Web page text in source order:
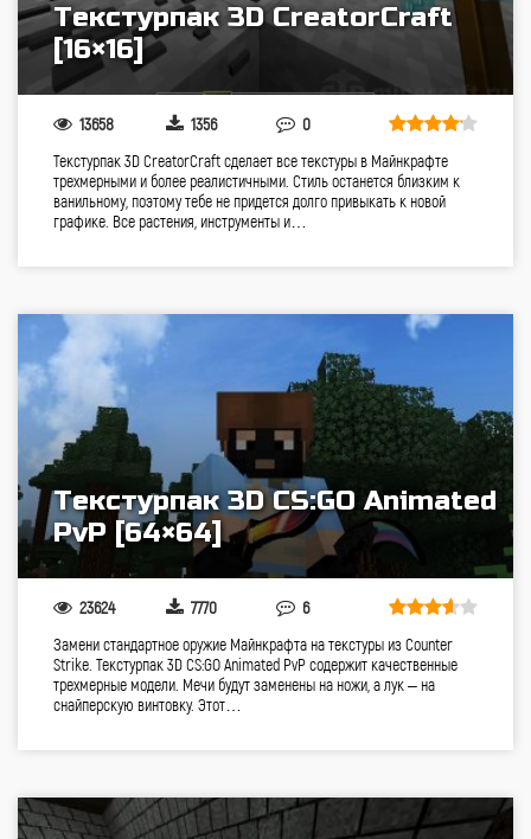
Текстурпак 3D CreatorCraft
[16×16]
13658 1356 0
Текстурпак 3D CreatorCraft сделает все текстуры в Майнкрафте
трехмерными и более реалистичными. Стиль останется близким к
ванильному, поэтому тебе не придется долго привыкать к новой
графике. Все растения, инструменты и…
Текстурпак 3D CS:GO Animated
PvP [64×64]
23624 7770 6
Замени стандартное оружие Майнкрафта на текстуры из Counter
Strike. Текстурпак 3D CS:GO Animated PvP содержит качественные
трехмерные модели. Мечи будут заменены на ножи, а лук – на
снайперскую винтовку. Этот…